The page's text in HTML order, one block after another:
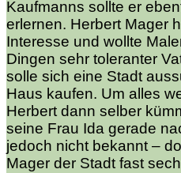
Kaufmanns sollte er
erlernen. Herbert Mager
Interesse und wollte
Dingen sehr toleranter
solle sich eine Stadt
Haus kaufen. Um alles
Herbert dann selber
seine Frau Ida gerade
jedoch nicht bekannt –
Mager der Stadt fast